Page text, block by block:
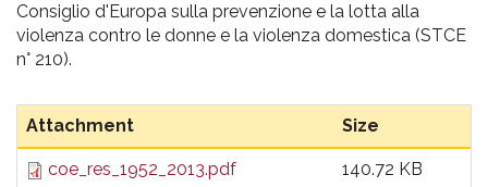
Consiglio d'Europa sulla prevenzione e la lotta alla
violenza contro le donne e la violenza domestica (STCE
n° 210).
Attachment Size
coe_res_1952_2013.pdf 140.72 KB